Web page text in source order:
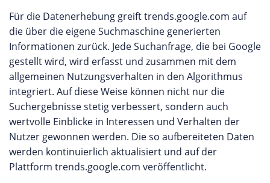
Für die Datenerhebung greift trends.google.com auf
die über die eigene Suchmaschine generierten
Informationen zurück. Jede Suchanfrage, die bei Google
gestellt wird, wird erfasst und zusammen mit dem
allgemeinen Nutzungsverhalten in den Algorithmus
integriert. Auf diese Weise können nicht nur die
Suchergebnisse stetig verbessert, sondern auch
wertvolle Einblicke in Interessen und Verhalten der
Nutzer gewonnen werden. Die so aufbereiteten Daten
werden kontinuierlich aktualisiert und auf der
Plattform trends.google.com veröffentlicht.